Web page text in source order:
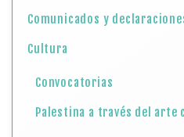
Comunicados y
Cultura
Convocatorias
Palestina a través del arte